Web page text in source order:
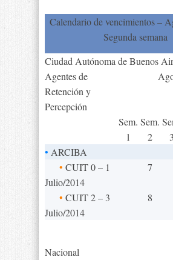
Calendario de vencimientos –
Segunda semana
Ciudad Autónoma de Buenos
Agentes de
Retención y
Percepción
Sem.
1
Sem.
2
3
• ARCIBA
• CUIT 0 – 1
Julio/2014
7
• CUIT 2 – 3
Julio/2014
8
Nacional